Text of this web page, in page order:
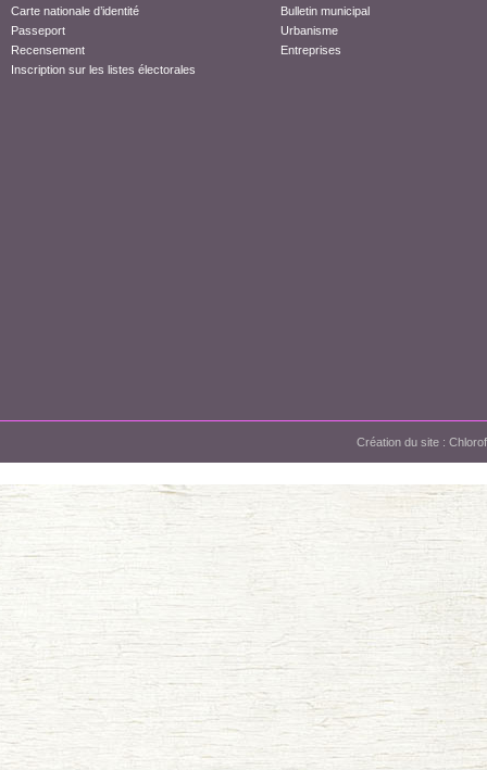
Carte nationale d’identité
Passeport
Recensement
Inscription sur les listes électorales
Bulletin municipal
Urbanisme
Entreprises
Création du site :